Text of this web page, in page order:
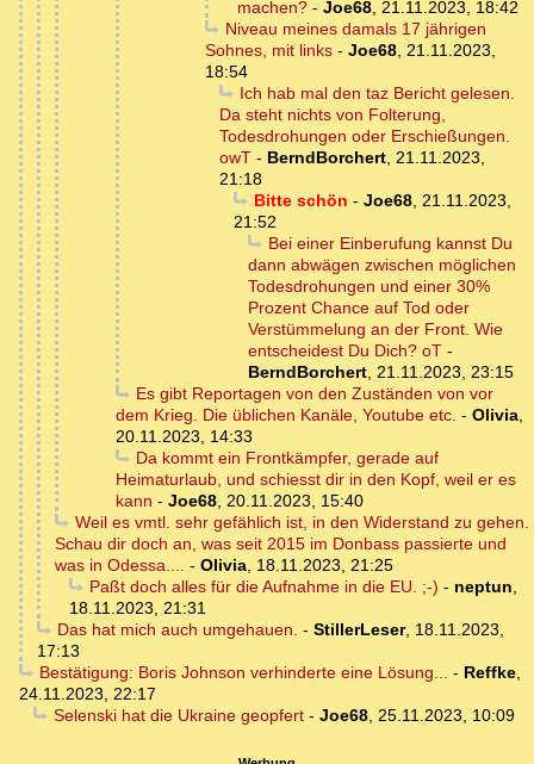
machen? - Joe68, 21.11.2023, 18:42
Niveau meines damals 17 jährigen
Sohnes, mit links - Joe68, 21.11.2023,
18:54
Ich hab mal den taz Bericht gelesen.
Da steht nichts von Folterung,
Todesdrohungen oder Erschießungen.
owT - BerndBorchert, 21.11.2023,
21:18
Bitte schön - Joe68, 21.11.2023,
21:52
Bei einer Einberufung kannst Du
dann abwägen zwischen möglichen
Todesdrohungen und einer 30%
Prozent Chance auf Tod oder
Verstümmelung an der Front. Wie
entscheidest Du Dich? oT -
BerndBorchert, 21.11.2023, 23:15
Es gibt Reportagen von den Zuständen von vor
dem Krieg. Die üblichen Kanäle, Youtube etc. - Olivia,
20.11.2023, 14:33
Da kommt ein Frontkämpfer, gerade auf
Heimaturlaub, und schiesst dir in den Kopf, weil er es
kann - Joe68, 20.11.2023, 15:40
Weil es vmtl. sehr gefählich ist, in den Widerstand zu gehen.
Schau dir doch an, was seit 2015 im Donbass passierte und
was in Odessa.... - Olivia, 18.11.2023, 21:25
Paßt doch alles für die Aufnahme in die EU. ;-) - neptun,
18.11.2023, 21:31
Das hat mich auch umgehauen. - StillerLeser, 18.11.2023,
17:13
Bestätigung: Boris Johnson verhinderte eine Lösung... - Reffke,
24.11.2023, 22:17
Selenski hat die Ukraine geopfert- Joe68, 25.11.2023, 10:09